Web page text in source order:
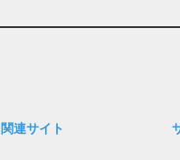
関連サイト